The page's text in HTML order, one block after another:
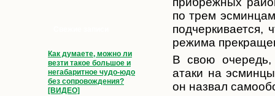
Как думаете, можно ли
везти такое большое и
негабаритное чудо-юдо
без сопровождения?
[ВИДЕО]
по трем
режима
В свою очередь,
атаки на
он назвал